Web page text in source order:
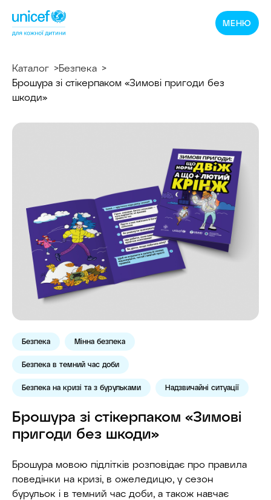
Спільнотека
ЮНІСЕФ
Україна
МЕНЮ
Каталог
Безпека
Брошура зі стiкерпаком «Зимові пригоди без
шкоди»
Безпека Мінна безпека
Безпека в темний час доби
Безпека на кризі та з бурульками Надзвичайні ситуації
Брошура зі стiкерпаком «Зимові
пригоди без шкоди»
Брошура мовою підлітків розповідає про правила
поведінки на кризі, в ожеледицю, у сезон
бурульок і в темний час доби, а також навчає